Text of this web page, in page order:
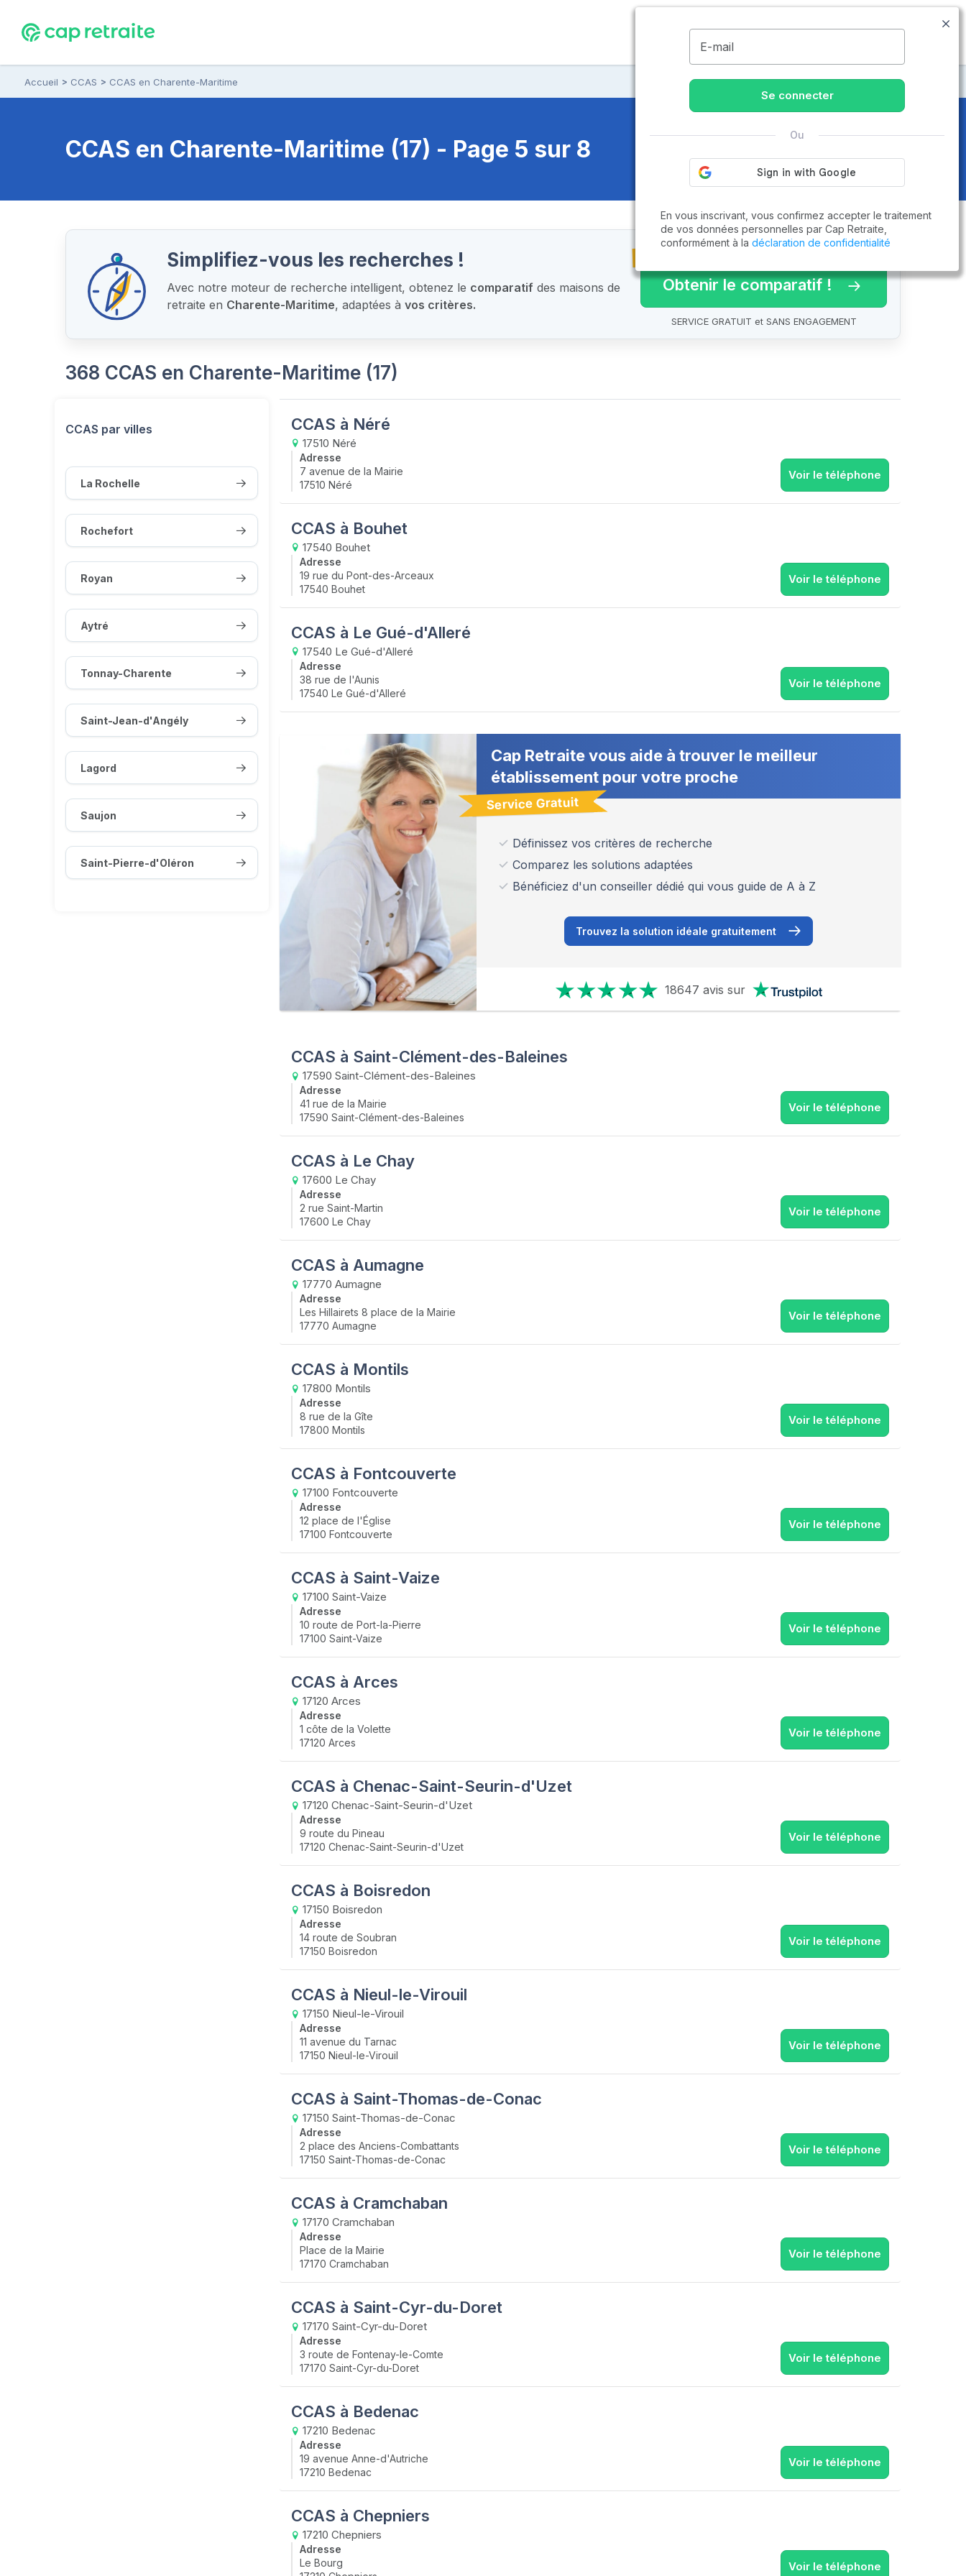
05.79.99.00.10
Accueil CCAS CCAS en Charente-Maritime
CCAS en Charente-Maritime (17) - Page 5 sur 8
Simplifiez-vous les recherches !
Avec notre moteur de recherche intelligent, obtenez le comparatif des maisons de
retraite en Charente-Maritime, adaptées àvos critères.
Obtenir le comparatif !
SERVICE GRATUIT et SANS ENGAGEMENT
368 CCAS en Charente-Maritime (17)
CCAS par villes
La Rochelle
Rochefort
Royan
Aytré
Tonnay-Charente
Saint-Jean-d'Angély
Lagord
Saujon
Saint-Pierre-d'Oléron
CCAS à Néré
17510 Néré
Adresse
7 avenue de la Mairie
17510 Néré
Voir le téléphone
CCAS à Bouhet
17540 Bouhet
Adresse
19 rue du Pont-des-Arceaux
17540 Bouhet
Voir le téléphone
CCAS à Le Gué-d'Alleré
17540 Le Gué-d'Alleré
Adresse
38 rue de l'Aunis
17540 Le Gué-d'Alleré
Voir le téléphone
Cap Retraite vous aide à trouver le meilleur
établissement pour votre proche
Service Gratuit
Définissez vos critères de recherche
Comparez les solutions adaptées
Bénéficiez d'un conseiller dédié qui vous guide de A à Z
Trouvez la solution idéale gratuitement
18647 avis sur
CCAS à Saint-Clément-des-Baleines
17590 Saint-Clément-des-Baleines
Adresse
41 rue de la Mairie
17590 Saint-Clément-des-Baleines
Voir le téléphone
CCAS à Le Chay
17600 Le Chay
Adresse
2 rue Saint-Martin
17600 Le Chay
Voir le téléphone
CCAS à Aumagne
17770 Aumagne
Adresse
Les Hillairets 8 place de la Mairie
17770 Aumagne
Voir le téléphone
CCAS à Montils
17800 Montils
Adresse
8 rue de la Gîte
17800 Montils
Voir le téléphone
CCAS à Fontcouverte
17100 Fontcouverte
Adresse
12 place de l'Église
17100 Fontcouverte
Voir le téléphone
CCAS à Saint-Vaize
17100 Saint-Vaize
Adresse
10 route de Port-la-Pierre
17100 Saint-Vaize
Voir le téléphone
CCAS à Arces
17120 Arces
Adresse
1 côte de la Volette
17120 Arces
Voir le téléphone
CCAS à Chenac-Saint-Seurin-d'Uzet
17120 Chenac-Saint-Seurin-d'Uzet
Adresse
9 route du Pineau
17120 Chenac-Saint-Seurin-d'Uzet
Voir le téléphone
CCAS à Boisredon
17150 Boisredon
Adresse
14 route de Soubran
17150 Boisredon
Voir le téléphone
CCAS à Nieul-le-Virouil
17150 Nieul-le-Virouil
Adresse
11 avenue du Tarnac
17150 Nieul-le-Virouil
Voir le téléphone
CCAS à Saint-Thomas-de-Conac
17150 Saint-Thomas-de-Conac
Adresse
2 place des Anciens-Combattants
17150 Saint-Thomas-de-Conac
Voir le téléphone
CCAS à Cramchaban
17170 Cramchaban
Adresse
Place de la Mairie
17170 Cramchaban
Voir le téléphone
CCAS à Saint-Cyr-du-Doret
17170 Saint-Cyr-du-Doret
Adresse
3 route de Fontenay-le-Comte
17170 Saint-Cyr-du-Doret
Voir le téléphone
CCAS à Bedenac
17210 Bedenac
Adresse
19 avenue Anne-d'Autriche
17210 Bedenac
Voir le téléphone
CCAS à Chepniers
17210 Chepniers
Adresse
Le Bourg
Voir le téléphone
E-mail
Se connecter
Ou
En vous inscrivant, vous confirmez accepter le traitement
de vos données personnelles par Cap Retraite,
conformément à la déclaration de confidentialité